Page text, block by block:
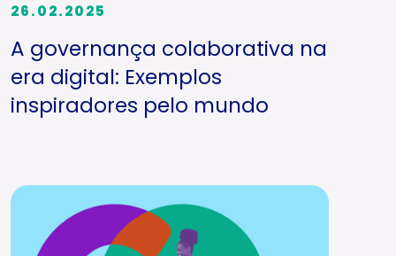
26.02.2025
A governança colaborativa na
era digital: Exemplos
inspiradores pelo mundo